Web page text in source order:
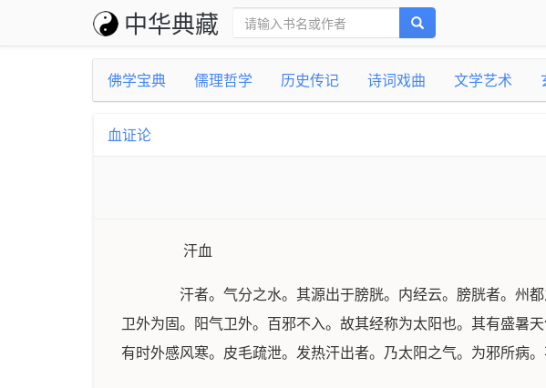
中华典藏
佛学宝典 儒理哲学 历史传记 诗词戏曲 文学艺术
血证论
汗血
汗者。气分之水。其源出于膀胱。内经云。膀胱者。州都
卫外为固。阳气卫外。百邪不入。故其经称为太阳也。其有盛暑
有时外感风寒。皮毛疏泄。发热汗出者。乃太阳之气。为邪所病